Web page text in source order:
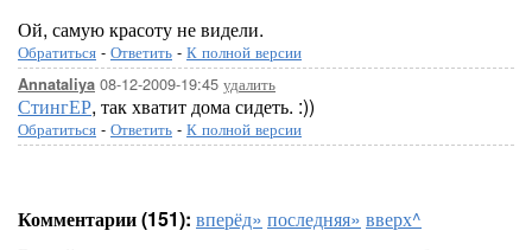
Ой, самую красоту не видели.
Обратиться - Ответить - К полной версии
Annataliya 08-12-2009-19:45 удалить
СтингЕР, так хватит дома сидеть. :))
Обратиться - Ответить - К полной версии
Комментарии (151): вперёд» последняя» вверх^